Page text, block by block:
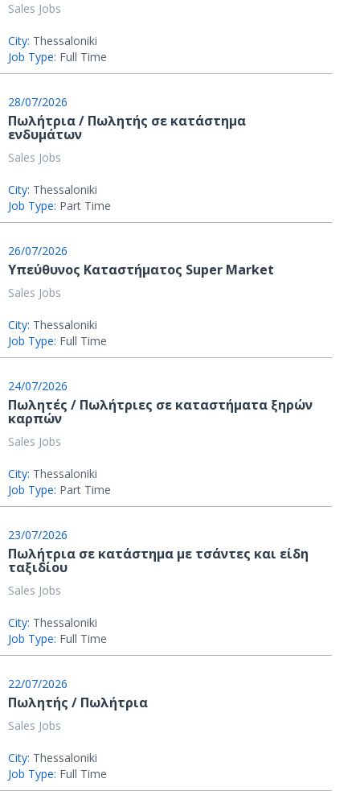
Sales Jobs
City: Thessaloniki
Job Type: Full Time
28/07/2026
Πωλήτρια / Πωλητής σε κατάστημα
ενδυμάτων
Sales Jobs
City: Thessaloniki
Job Type: Part Time
26/07/2026
Υπεύθυνος Καταστήματος Super Market
Sales Jobs
City: Thessaloniki
Job Type: Full Time
24/07/2026
Πωλητές / Πωλήτριες σε καταστήματα ξηρών
καρπών
Sales Jobs
City: Thessaloniki
Job Type: Part Time
23/07/2026
Πωλήτρια σε κατάστημα με τσάντες και είδη
ταξιδίου
Sales Jobs
City: Thessaloniki
Job Type: Full Time
22/07/2026
Πωλητής / Πωλήτρια
Sales Jobs
City: Thessaloniki
Job Type: Full Time